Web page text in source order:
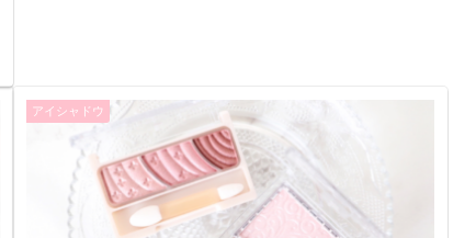
アイシャドウ